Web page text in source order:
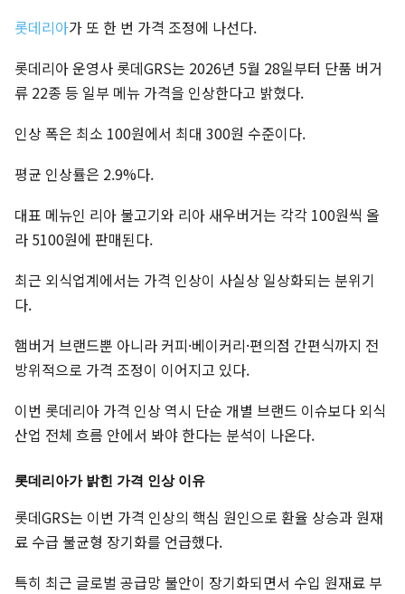
롯데리아가 또 한 번 가격 조정에 나선다.
롯데리아 운영사 롯데GRS는 2026년 5월 28일부터 단품 버거
류 22종 등 일부 메뉴 가격을 인상한다고 밝혔다.
인상 폭은 최소 100원에서 최대 300원 수준이다.
평균 인상률은 2.9%다.
대표 메뉴인 리아 불고기와 리아 새우버거는 각각 100원씩 올
라 5100원에 판매된다.
최근 외식업계에서는 가격 인상이 사실상 일상화되는 분위기
다.
햄버거 브랜드뿐 아니라 커피·베이커리·편의점 간편식까지 전
방위적으로 가격 조정이 이어지고 있다.
이번 롯데리아 가격 인상 역시 단순 개별 브랜드 이슈보다 외식
산업 전체 흐름 안에서 봐야 한다는 분석이 나온다.
롯데리아가 밝힌 가격 인상 이유
롯데GRS는 이번 가격 인상의 핵심 원인으로 환율 상승과 원재
료 수급 불균형 장기화를 언급했다.
특히 최근 글로벌 공급망 불안이 장기화되면서 수입 원재료 부